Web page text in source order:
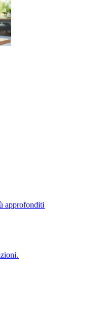
approfonditi​​